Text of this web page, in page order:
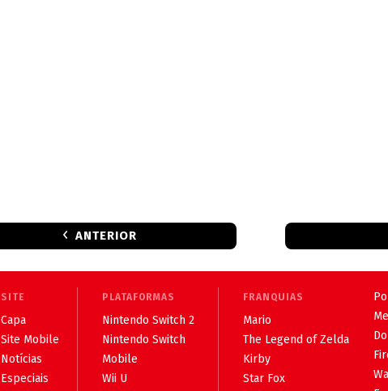
ANTERIOR
SITE
Capa
Site Mobile
Notícias
Especiais
PLATAFORMAS
Nintendo Switch 2
Nintendo Switch
Mobile
Wii U
FRANQUIAS
Mario
The Legend of Zelda
Kirby
Star Fox